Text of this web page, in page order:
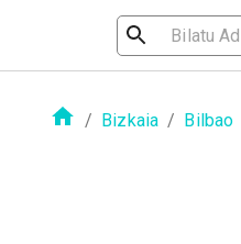
/ Bizkaia / Bilbao